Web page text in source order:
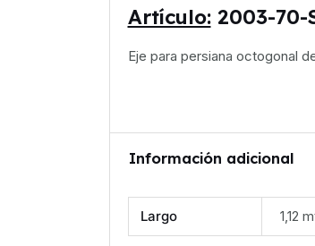
Artículo:2003-70-
Eje para persiana octogonal
Información adicional
Largo 1,12